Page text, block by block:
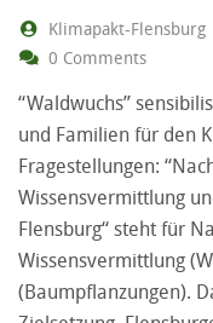
Klimapakt-Flensburg
0 Comments
“Waldwuchs”
und Familien für den
Fragestellungen:
Wissensvermittlung
Flensburg“ steht für
Wissensvermittlung
(Baumpflanzungen).